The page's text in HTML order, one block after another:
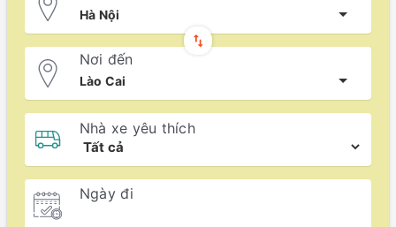
Hà Nội
Nơi đến
Lào Cai
Nhà xe yêu thích
Ngày đi